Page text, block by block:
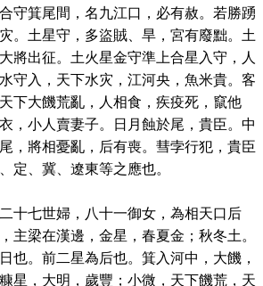
守箕尾間，名九江口，必有赦。若勝踴
。土星守，多盜賊、旱，宮有廢黜。土
將出征。土火星金守準上合星入守，人
守入，天下水灾，江河央，魚米貴。客
下大饑荒亂，人相食，疾疫死，竄他
，小人賣妻子。日月蝕於尾，貴臣。中
，將相憂亂，后有喪。彗孛行犯，貴臣
定、冀、遼東等之應也。
十七世婦，八十一御女，為相天口后
主梁在漢邊，金星，春夏金；秋冬土。
也。前二星為后也。箕入河中，大饑，
星，大明，歲豐；小微，天下饑荒，天